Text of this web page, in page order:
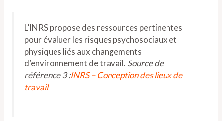
L’INRS propose des ressources pertinentes
pour évaluer les risques psychosociaux et
physiques liés aux changements
d’environnement de travail. Source de
référence 3 :INRS – Conception des lieux de
travail